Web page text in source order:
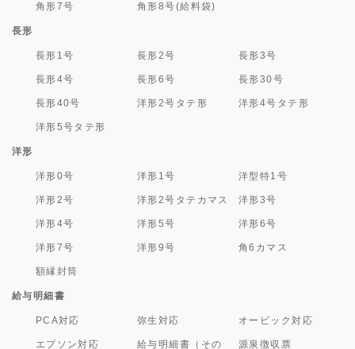
角形7号 角形8号(給料袋)
長形
長形1号 長形2号 長形3号
長形4号 長形6号 長形30号
長形40号 洋形2号タテ形 洋形4号タテ形
洋形5号タテ形
洋形
洋形0号 洋形1号 洋型特1号
洋形2号 洋形2号タテカマス 洋形3号
洋形4号 洋形5号 洋形6号
洋形7号 洋形9号 角6カマス
額縁封筒
給与明細書
PCA対応 弥生対応 オービック対応
エプソン対応
給与明細書（その
源泉徴収票